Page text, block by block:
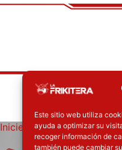
Este sitio web utiliza
ayuda a optimizar su
recoger información de
también puede cambiar
Inicie sesión
El precio original era: 16.90€.El precio actual